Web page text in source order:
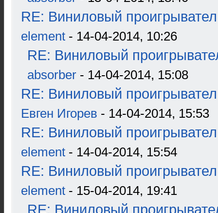
RE: Виниловый
element - 14-04-2014, 10:26
RE: Виниловый
absorber - 14-04-2014, 15:08
RE: Виниловый
Евген Игорев - 14-04-2014, 15:53
RE: Виниловый
element - 14-04-2014, 15:54
RE: Виниловый
element - 15-04-2014, 19:41
RE: Виниловый